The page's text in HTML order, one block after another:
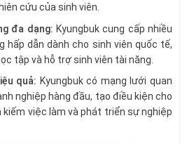
cứu của sinh viên.
đa dạng: Kyungbuk cung cấp nhiều
hấp dẫn dành cho sinh viên quốc tế,
tập và hỗ trợ sinh viên tài năng.
quả: Kyungbuk có mạng lưới quan
nghiệp hàng đầu, tạo điều kiện cho
việc làm và phát triển sự nghiệp